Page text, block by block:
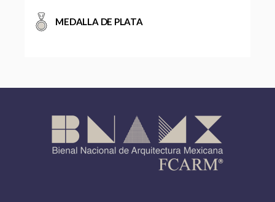
MEDALLA DE PLATA